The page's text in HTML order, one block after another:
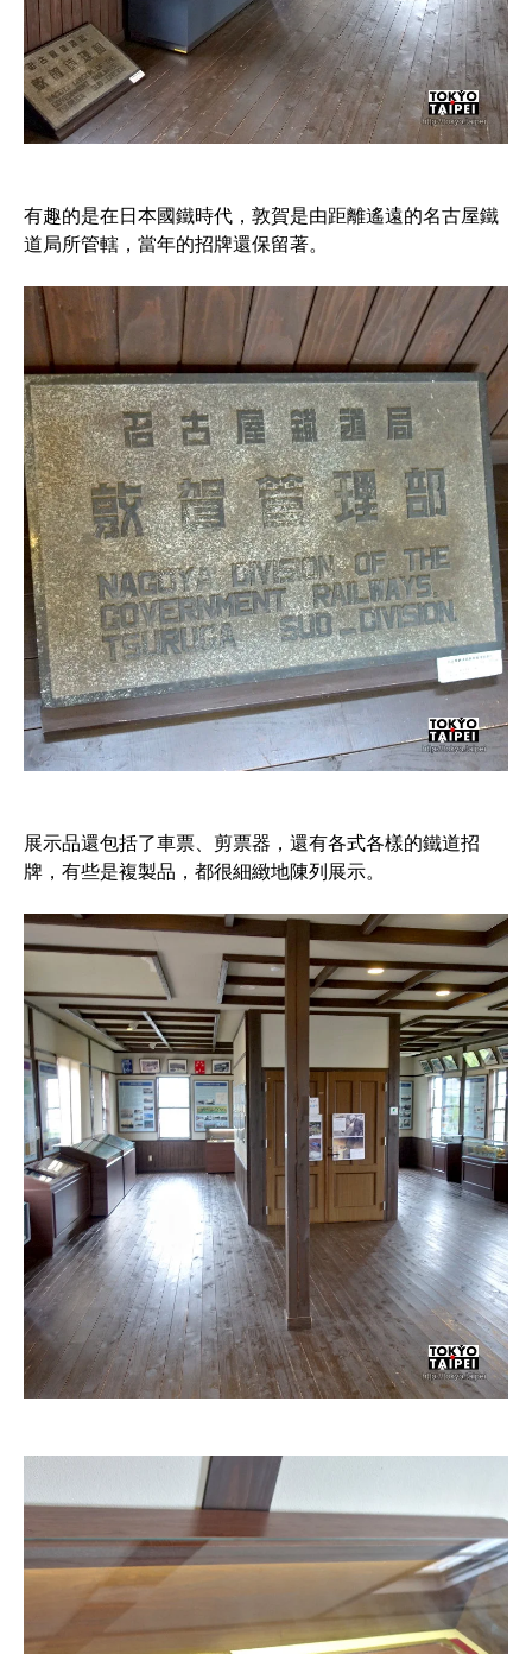
有趣的是在日本國鐵時代，敦賀是由距離遙遠的名古屋鐵
道局所管轄，當年的招牌還保留著。
展示品還包括了車票、剪票器，還有各式各樣的鐵道招
牌，有些是複製品，都很細緻地陳列展示。